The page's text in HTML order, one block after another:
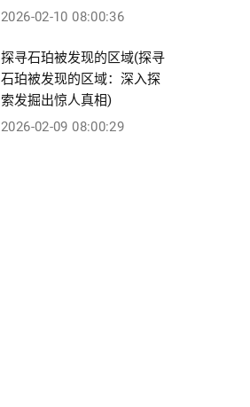
2026-02-10 08:00:36
探寻石珀被发现的区域(探寻
石珀被发现的区域：深入探
索发掘出惊人真相)
2026-02-09 08:00:29